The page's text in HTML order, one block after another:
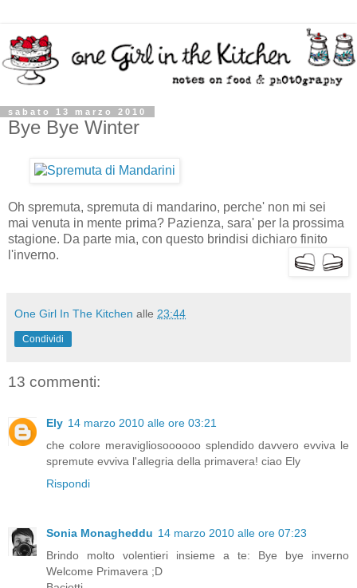
sabato 13 marzo 2010
Bye Bye Winter
Oh spremuta, spremuta di mandarino, perche' non mi sei
mai venuta in mente prima? Pazienza, sara' per la prossima
stagione. Da parte mia, con questo brindisi dichiaro finito
l'inverno.
One Girl In The Kitchen alle 23:44
Condividi
13 commenti:
Ely 14 marzo 2010 alle ore 03:21
che colore meravigliosoooooo splendido davvero evviva le
spremute evviva l'allegria della primavera! ciao Ely
Rispondi
Sonia Monagheddu 14 marzo 2010 alle ore 07:23
Brindo molto volentieri insieme a te: Bye bye inverno
Welcome Primavera ;D